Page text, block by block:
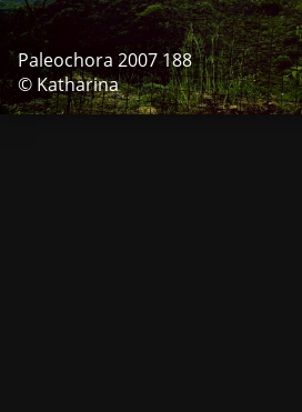
Paleochora 2007 188
© Katharina